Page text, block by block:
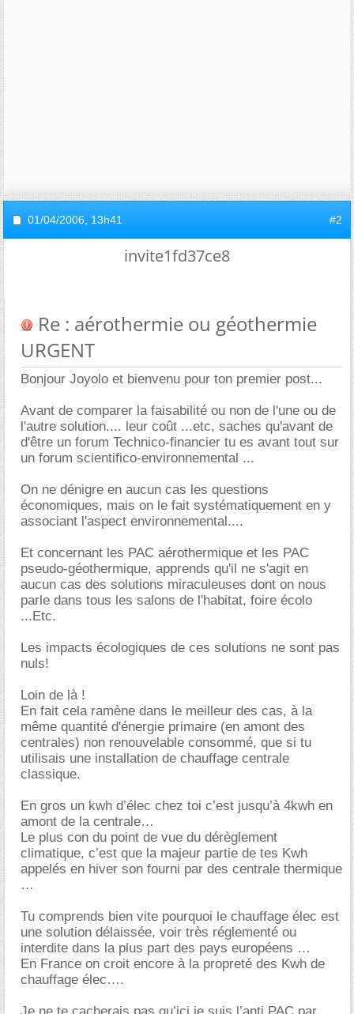
01/04/2006, 13h41 #2
invite1fd37ce8
Re : aérothermie ou géothermie
URGENT
Bonjour Joyolo et bienvenu pour ton premier post...
Avant de comparer la faisabilité ou non de l'une ou de
l'autre solution.... leur coût ...etc, saches qu'avant de
d'être un forum Technico-financier tu es avant tout sur
un forum scientifico-environnemental ...
On ne dénigre en aucun cas les questions
économiques, mais on le fait systématiquement en y
associant l'aspect environnemental....
Et concernant les PAC aérothermique et les PAC
pseudo-géothermique, apprends qu'il ne s'agit en
aucun cas des solutions miraculeuses dont on nous
parle dans tous les salons de l'habitat, foire écolo
...Etc.
Les impacts écologiques de ces solutions ne sont pas
nuls!
Loin de là !
En fait cela ramène dans le meilleur des cas, à la
même quantité d'énergie primaire (en amont des
centrales) non renouvelable consommé, que si tu
utilisais une installation de chauffage centrale
classique.
En gros un kwh d’élec chez toi c’est jusqu’à 4kwh en
amont de la centrale
Le plus con du point de vue du dérèglement
climatique, c’est que la majeur partie de tes Kwh
appelés en hiver son fourni par des centrale thermique
Tu comprends bien vite pourquoi le chauffage élec est
une solution délaissée, voir très réglementé ou
interdite dans la plus part des pays européens
En France on croit encore à la propreté des Kwh de
chauffage élec….